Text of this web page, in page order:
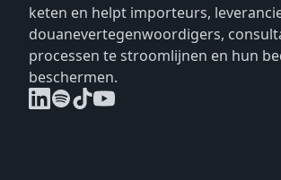
keten en helpt importeurs,
douanevertegenwoordigers,
processen te stroomlijnen en hun
beschermen.